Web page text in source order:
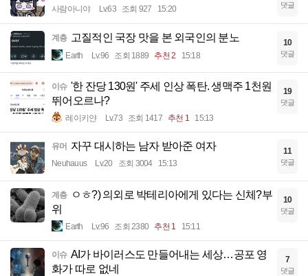
사람아니야 Lv.63 조회 927 15:20 댓글
계층 고질적인 국장 맛을 본 외국인의 분노
Earth Lv.96 조회 1889 추천 2 15:18
10
댓글
이슈 '한 잔당 130원' 주세 인상 폭탄. 생맥주 1천원
뛰어오르나?
레이키얀 Lv.73 조회 1417 추천 1 15:13
19
댓글
유머 자꾸 대시하는 남자 받아준 여자
Neuhauus Lv.20 조회 3004 15:13
11
댓글
계층
ㅇㅎ?) 의외로 박테리아에게 있다는 신체?부
위
Earth Lv.96 조회 2380 추천 1 15:11
10
댓글
이슈 AI가 바이러스도 만들어내는 세상…공포 영
화가 따로 없네
7
댓글